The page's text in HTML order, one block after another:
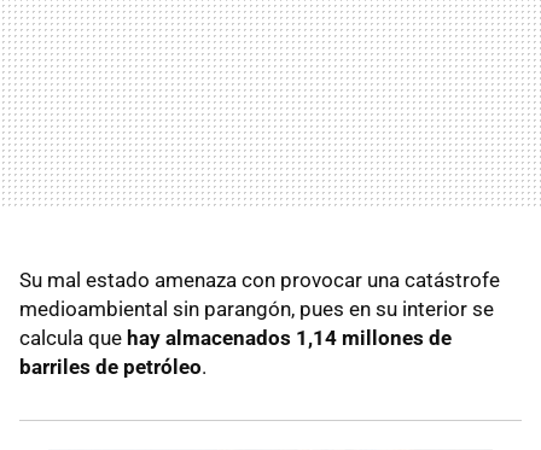
Su mal estado amenaza con provocar una catástrofe
medioambiental sin parangón, pues en su interior se
calcula que hay almacenados 1,14 millones de
barriles de petróleo.